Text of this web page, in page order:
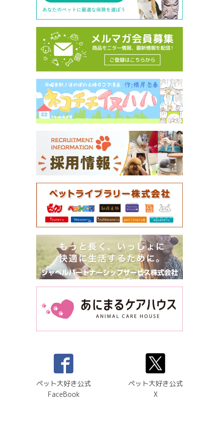
ペット大好き公式
FaceBook
ペット大好き公式
X